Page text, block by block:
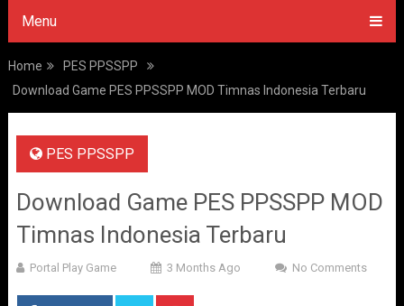
Menu
Home
PES PPSSPP
Download Game PES PPSSPP MOD Timnas Indonesia Terbaru
PES PPSSPP
Download Game PES PPSSPP MOD
Timnas Indonesia Terbaru
Portal Play Game 3 Months Ago No Comments